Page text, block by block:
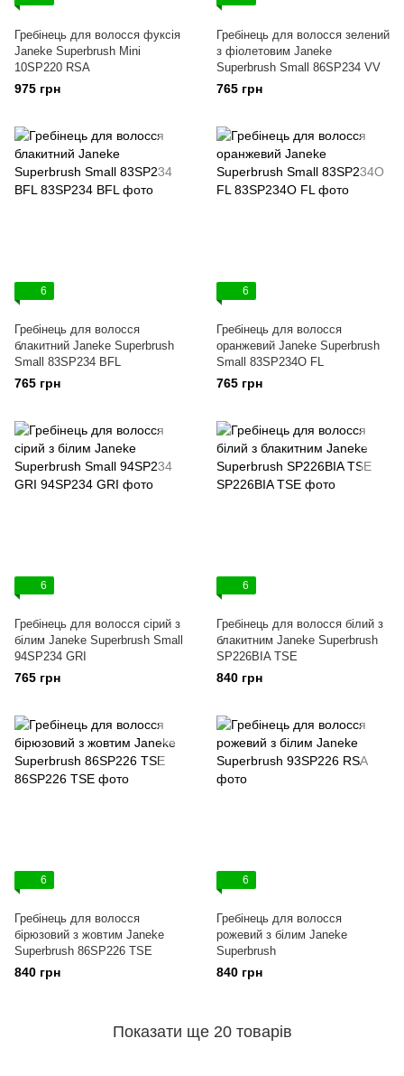
Гребінець для волосся фуксія
Janeke Superbrush Mini
10SP220 RSA
975 грн
Гребінець для волосся зелений
з фіолетовим Janeke
Superbrush Small 86SP234 VV
765 грн
6
Гребінець для волосся
блакитний Janeke Superbrush
Small 83SP234 ВFL
765 грн
6
Гребінець для волосся
оранжевий Janeke Superbrush
Small 83SP234O FL
765 грн
6
Гребінець для волосся сірий з
білим Janeke Superbrush Small
94SP234 GRI
765 грн
6
Гребінець для волосся білий з
блакитним Janeke Superbrush
SP226BIA TSE
840 грн
6
Гребінець для волосся
бірюзовий з жовтим Janeke
Superbrush 86SP226 TSE
840 грн
6
Гребінець для волосся
рожевий з білим Janeke
Superbrush
840 грн
Показати ще 20 товарів